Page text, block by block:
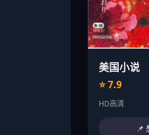
美国小说
⭐ 7.9
HD高清
📌